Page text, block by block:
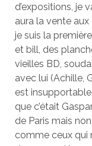
d’expositions, je
aura la vente aux
je suis la
et bill, des
vieilles BD,
avec lui (Achille,
est
que c’était
de Paris mais
comme ceux qui